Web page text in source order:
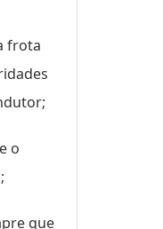
frota
o
que